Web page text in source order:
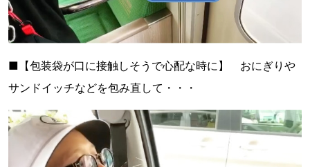
■【包装袋が口に接触しそうで心配な時に】 おにぎりや
サンドイッチなどを包み直して・・・